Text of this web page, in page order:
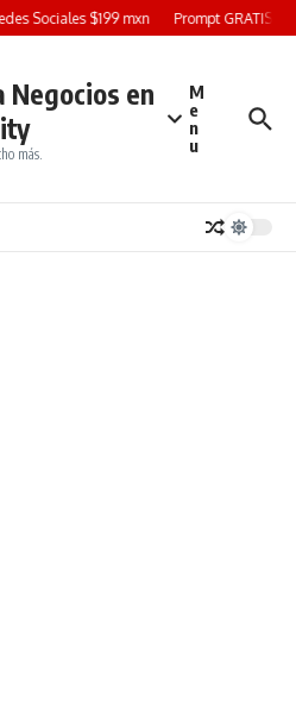
Sociales $199 mxn Prompt GRATIS:
Negocios en
más.
M
e
n
u